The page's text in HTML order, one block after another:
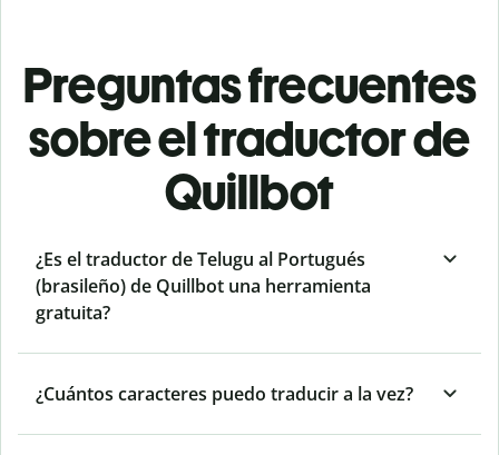
Preguntas frecuentes
sobre el traductor de
Quillbot
¿Es el traductor de Telugu al Portugués
(brasileño) de Quillbot una herramienta
gratuita?
¿Cuántos caracteres puedo traducir a la vez?